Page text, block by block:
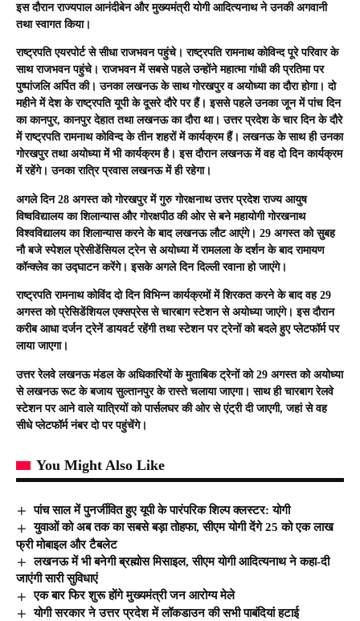
इस दौरान राज्यपाल आनंदीबेन और मुख्यमंत्री योगी आदित्यनाथ ने उनकी अगवानी
तथा स्वागत किया।
राष्ट्रपति एयरपोर्ट से सीधा राजभवन पहुंचे। राष्ट्रपति रामनाथ कोविन्द पूरे परिवार के
साथ राजभवन पहुंचे। राजभवन में सबसे पहले उन्होंने महात्मा गांधी की प्रतिमा पर
पुष्पांजलि अर्पित की। उनका लखनऊ के साथ गोरखपुर व अयोध्या का दौरा होगा। दो
महीने में देश के राष्ट्रपति यूपी के दूसरे दौरे पर हैं। इससे पहले उनका जून में पांच दिन
का कानपुर, कानपुर देहात तथा लखनऊ का दौरा था। उत्तर प्रदेश के चार दिन के दौरे
में राष्ट्रपति रामनाथ कोविन्द के तीन शहरों में कार्यक्रम हैं। लखनऊ के साथ ही उनका
गोरखपुर तथा अयोध्या में भी कार्यक्रम है। इस दौरान लखनऊ में वह दो दिन कार्यक्रम
में रहेंगे। उनका रात्रि प्रवास लखनऊ में ही रहेगा।
अगले दिन 28 अगस्त को गोरखपुर में गुरु गोरक्षनाथ उत्तर प्रदेश राज्य आयुष
विष्वविद्यालय का शिलान्यास और गोरक्षपीठ की ओर से बने महायोगी गोरखनाथ
विश्वविद्यालय का शिलान्यास करने के बाद लखनऊ लौट आएंगे। 29 अगस्त को सुबह
नौ बजे स्पेशल प्रेसीडेंसियल ट्रेन से अयोध्या में रामलला के दर्शन के बाद रामायण
कॉन्क्लेव का उद्घाटन करेंगे। इसके अगले दिन दिल्ली रवाना हो जाएंगे।
राष्ट्रपति रामनाथ कोविंद दो दिन विभिन्न कार्यक्रमों में शिरकत करने के बाद वह 29
अगस्त को प्रेसिडेंशियल एक्सप्रेस से चारबाग स्टेशन से अयोध्या जाएंगे। इस दौरान
करीब आधा दर्जन ट्रेनें डायवर्ट रहेंगी तथा स्टेशन पर ट्रेनों को बदले हुए प्लेटफॉर्म पर
लाया जाएगा।
उत्तर रेलवे लखनऊ मंडल के अधिकारियों के मुताबिक ट्रेनों को 29 अगस्त को अयोध्या
से लखनऊ रूट के बजाय सुल्तानपुर के रास्ते चलाया जाएगा। साथ ही चारबाग रेलवे
स्टेशन पर आने वाले यात्रियों को पार्सलघर की ओर से एंट्री दी जाएगी, जहां से वह
सीधे प्लेटफॉर्म नंबर दो पर पहुंचेंगे।
You Might Also Like
पांच साल में पुनर्जीवित हुए यूपी के पारंपरिक शिल्प क्लस्टर: योगी
युवाओं को अब तक का सबसे बड़ा तोहफा, सीएम योगी देंगे 25 को एक लाख
फ्री मोबाइल और टैबलेट
लखनऊ में भी बनेगी ब्रह्मोस मिसाइल, सीएम योगी आद‍ित्‍यनाथ ने कहा-दी
जाएंगी सारी सुव‍िधाएं
एक बार फिर शुरू होंगे मुख्यमंत्री जन आरोग्य मेले
योगी सरकार ने उत्तर प्रदेश में लॉकडाउन की सभी पाबंदियां हटाई